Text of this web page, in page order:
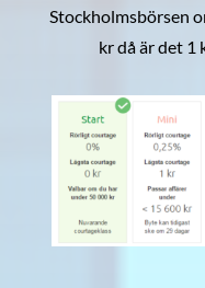
Stockholmsbörsen
kr då är det 1